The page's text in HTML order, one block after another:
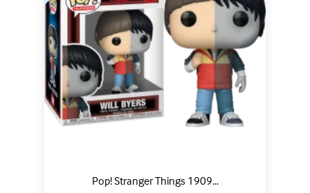
Pop! Stranger Things 1909...